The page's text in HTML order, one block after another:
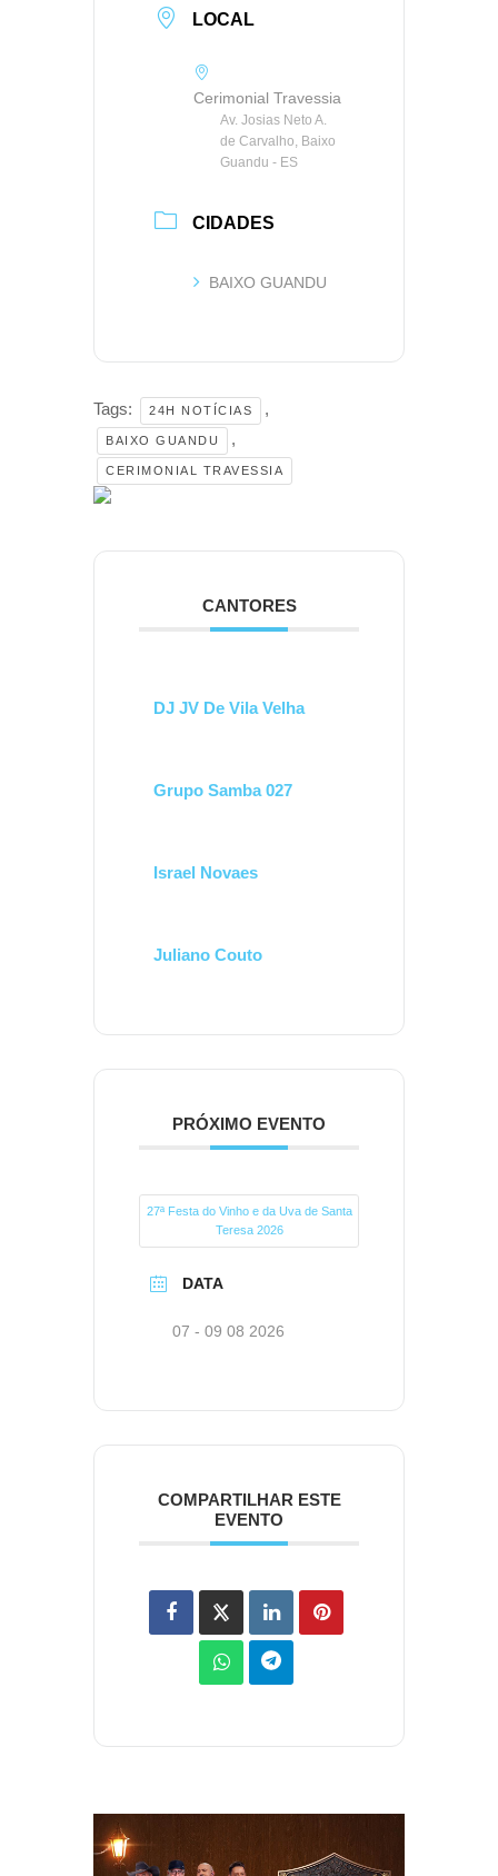
LOCAL
Cerimonial Travessia
Av. Josias Neto A.
de Carvalho, Baixo
Guandu - ES
CIDADES
BAIXO GUANDU
Tags: 24H NOTÍCIAS ,
BAIXO GUANDU ,
CERIMONIAL TRAVESSIA
CANTORES
DJ JV De Vila Velha
Grupo Samba 027
Israel Novaes
Juliano Couto
PRÓXIMO EVENTO
27ª Festa do Vinho e da Uva de Santa
Teresa 2026
DATA
07 - 09 08 2026
COMPARTILHAR ESTE
EVENTO